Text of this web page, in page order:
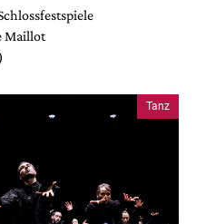
Maillot
Tanz